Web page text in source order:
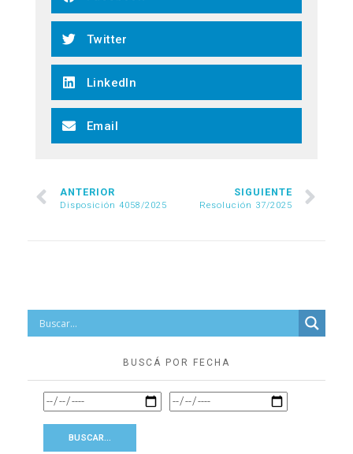
Twitter
LinkedIn
Email
ANTERIOR
Disposición 4058/2025
SIGUIENTE
Resolución 37/2025
BUSCÁ POR FECHA